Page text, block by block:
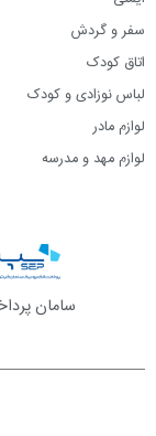
سفر و گردش
اتاق کودک
لباس نوزادی و کودک
لوازم مادر
لوازم مهد و مدرسه
سامان